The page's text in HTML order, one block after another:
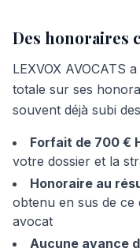
Des honoraires
LEXVOX AVOCATS
totale sur ses
souvent déjà subi
Forfait de 700 €
votre dossier et la
Honoraire au
obtenu en sus de
avocat
Aucune avance